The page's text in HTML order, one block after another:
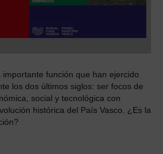
importante función que han ejercido
los dos últimos siglos: ser focos de
social y tecnológica con
histórica del País Vasco. ¿Es la